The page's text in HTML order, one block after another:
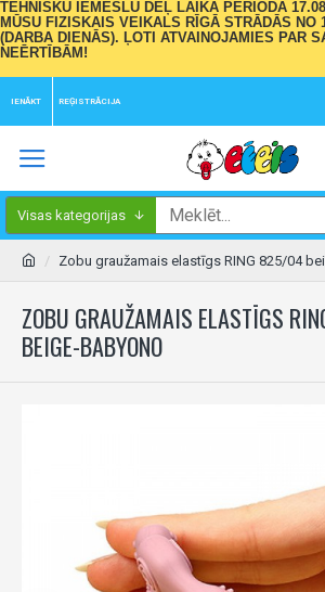
TEHNISKU IEMESLU DĒĻ LAIKA PERIODĀ
MŪSU FIZISKAIS VEIKALS RĪGĀ STRĀDĀS NO
(DARBA DIENĀS). ĻOTI ATVAINOJAMIES PAR
NEĒRTĪBĀM!
IENĀKT REĢISTRĀCIJA
Visas kategorijas
Zobu graužamais elastīgs RING 825/04
ZOBU GRAUŽAMAIS ELASTĪGS
BEIGE-BABYONO